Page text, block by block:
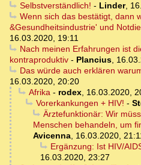
Selbstverständlich! - Linder,
Wenn sich das bestätigt, dann
&Gesundheitsindustrie' und
16.03.2020, 19:11
Nach meinen Erfahrungen ist
kontraproduktiv - Plancius,
Das würde auch erklären
16.03.2020, 20:20
Afrika- rodex, 16.03.2020,
Vorerkankungen + HIV! -
Ärztefunktionär: Wir
Menschen behandeln, um
Avicenna, 16.03.2020,
Ergänzung: Ist HIV/
16.03.2020, 23:27